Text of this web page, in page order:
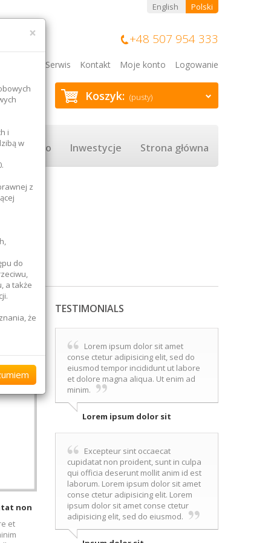
+48 507 954 333
Serwis Kontakt Moje konto Logowanie
Koszyk: (pusty)
Rolnictwo Inwestycje Strona główna
English Polski
non
et
TESTIMONIALS
Lorem ipsum dolor sit amet
conse ctetur adipisicing elit, sed do
eiusmod tempor incididunt ut labore
et dolore magna aliqua. Ut enim ad
minim.
Lorem ipsum dolor sit
Excepteur sint occaecat
cupidatat non proident, sunt in culpa
qui officia deserunt mollit anim id est
laborum. Lorem ipsum dolor sit amet
conse ctetur adipisicing elit. Lorem
ipsum dolor sit amet conse ctetur
adipisicing elit, sed do eiusmod.
×
i
w
z
do
a także
że